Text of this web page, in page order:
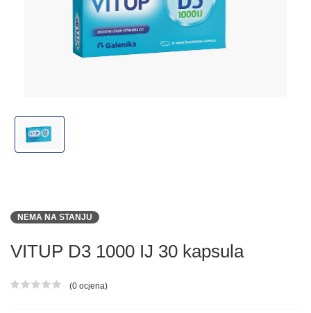
NEMA NA STANJU
VITUP D3 1000 IJ 30 kapsula
Ocjena proizvoda
(0 ocjena)